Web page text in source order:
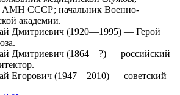
АМН СССР; начальник Военно-
академии.
Дмитриевич (1920—1995) — Герой
Дмитриевич (1864—?) — российский
Егорович (1947—2010) — советский